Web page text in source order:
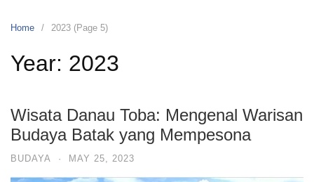
Home 2023 (Page 5)
Year: 2023
Wisata Danau Toba: Mengenal Warisan
Budaya Batak yang Mempesona
BUDAYA · MAY 25, 2023